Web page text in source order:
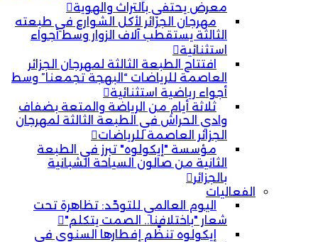
معرض يحتفي بالتراث والهوية
مهرجان الجزائر لأكل الشوارع في طبعته
الثالثة يستقطب آلاف الزوار وسط أجواء
استثنائية
افتتاح الطبعة الثالثة لمهرجان الجزائر
العاصمة للرياضات “البهجة تجمعنا” وسط
أجواء رياضية استثنائية
ثلاثة أيام من الرياضة والمتعة بضفاف
وادي الحراش في الطبعة الثالثة لمهرجان
الجزائر العاصمة للرياضات
مؤسسة "إيكولوه" تبرز في الطبعة
الثانية من صالون السياحة الشبانية
بالجزائر
الفعاليات
اليوم العالمي للتوحّد: تظاهرة تحت
شعار "باختلافنا.. الصمت يتكلم"
إيكولوه تنظّم إفطارها السنوي في